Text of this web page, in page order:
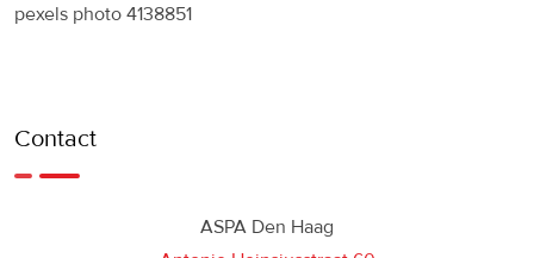
pexels photo 4138851
Contact
ASPA Den Haag